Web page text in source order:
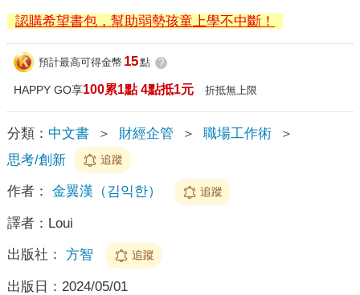
認購希望書包，幫助弱勢孩童上學不中斷！
預計最高可得金幣 15點 ?
HAPPY GO享100累1點 4點抵1元 折抵無上限
分類： 中文書 ＞ 財經企管 ＞ 職場工作術
＞
思考/創新
追蹤
作者： 金翼漢（김익한） 追蹤
譯者： Loui
出版社： 方智 追蹤
出版日： 2024/05/01